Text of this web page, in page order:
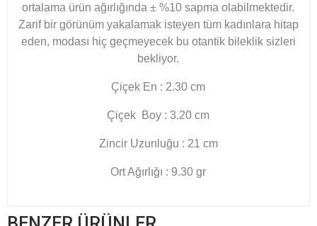
ortalama ürün ağırlığında ± %10 sapma olabilmektedir.
Zarif bir görünüm yakalamak isteyen tüm kadınlara hitap
eden, modası hiç geçmeyecek bu otantik bileklik sizleri
bekliyor.
Çiçek En : 2.30 cm
Çiçek Boy : 3.20 cm
Zincir Uzunluğu : 21 cm
Ort Ağırlığı : 9.30 gr